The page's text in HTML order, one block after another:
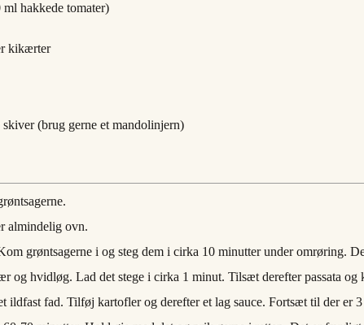
ml hakkede tomater)
kikærter
(brug gerne et mandolinjern)
almindelig ovn.
grøntsagerne i og steg dem i cirka 10 minutter under omrøring.
og hvidløg. Lad det stege i cirka 1 minut. Tilsæt derefter passata
ildfast fad. Tilføj kartofler og derefter et lag sauce. Fortsæt til der er